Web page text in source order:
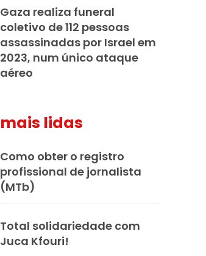
Gaza realiza funeral
coletivo de 112 pessoas
assassinadas por Israel em
2023, num único ataque
aéreo
mais lidas
Como obter o registro
profissional de jornalista
(MTb)
Total solidariedade com
Juca Kfouri!